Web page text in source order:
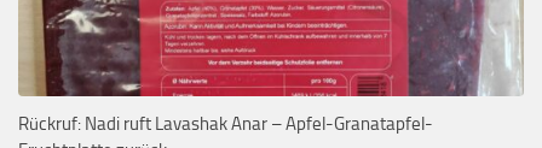
Rückruf: Nadi ruft Lavashak Anar – Apfel-Granatapfel-